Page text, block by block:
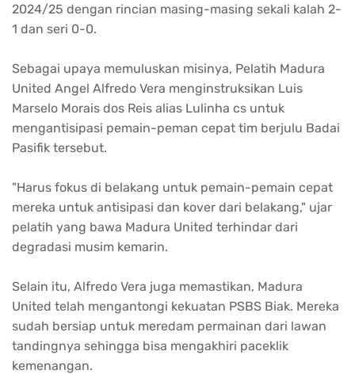
2024/25 dengan rincian masing-masing sekali kalah 2-
1 dan seri 0-0.
Sebagai upaya memuluskan misinya, Pelatih Madura
United Angel Alfredo Vera menginstruksikan Luis
Marselo Morais dos Reis alias Lulinha cs untuk
mengantisipasi pemain-peman cepat tim berjulu Badai
Pasifik tersebut.
"Harus fokus di belakang untuk pemain-pemain cepat
mereka untuk antisipasi dan kover dari belakang," ujar
pelatih yang bawa Madura United terhindar dari
degradasi musim kemarin.
Selain itu, Alfredo Vera juga memastikan, Madura
United telah mengantongi kekuatan PSBS Biak. Mereka
sudah bersiap untuk meredam permainan dari lawan
tandingnya sehingga bisa mengakhiri paceklik
kemenangan.